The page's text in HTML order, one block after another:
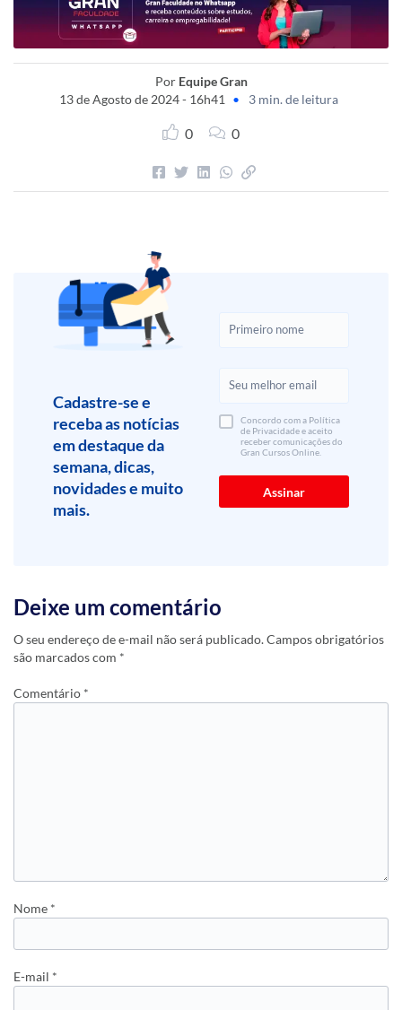
Por Equipe Gran
13 de Agosto de 2024 - 16h41
• 3 min. de leitura
0 0
Cadastre-se e
receba as notícias
em destaque da
semana, dicas,
novidades e muito
mais.
Concordo com a Política
de Privacidade e aceito
receber comunicações do
Gran Cursos Online.
Deixe um comentário
O seu endereço de e-mail não será publicado.Campos obrigatórios
são marcados com *
Comentário *
Nome *
E-mail *